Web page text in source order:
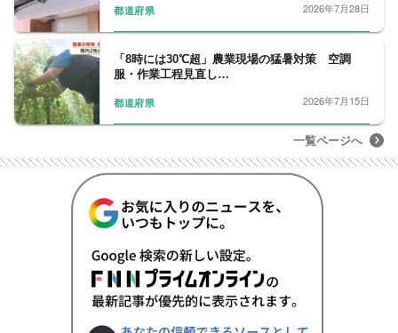
都道府県 2026年7月28日
「8時には30℃超」農業現場の猛暑対策 空調
服・作業工程見直し…
都道府県 2026年7月15日
一覧ページへ